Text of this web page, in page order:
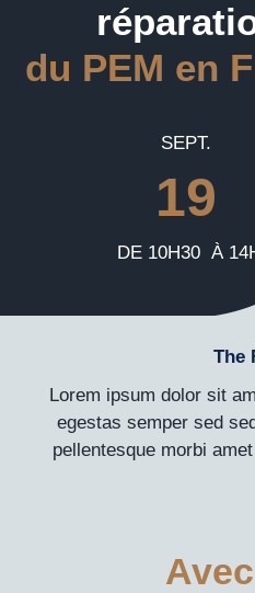
Webinaires et
Blog
Nos offres
Contactez-nous
du PEM en
SEPT.
19
DE 10H30 À
The
Lorem ipsum dolor sit
egestas semper sed
pellentesque morbi